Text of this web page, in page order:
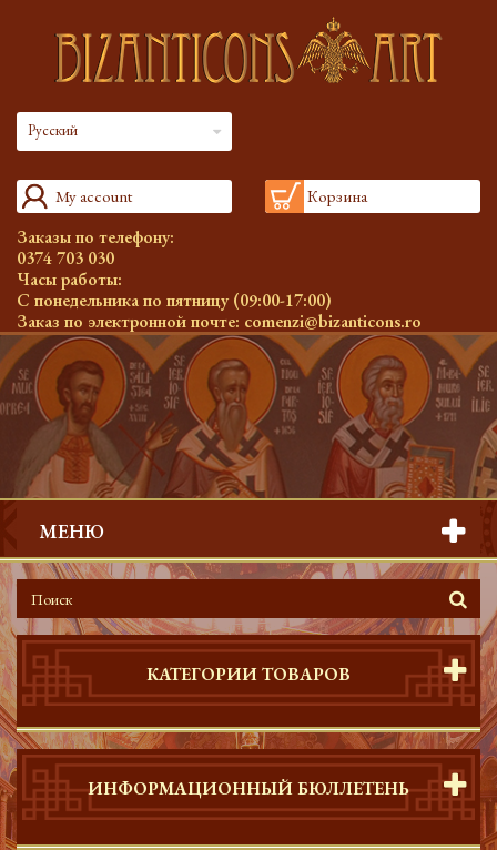
Русский
My account Корзина
Заказы по телефону:
0374 703 030
Часы работы:
С понедельника по пятницу (09:00-17:00)
Заказ по электронной почте: comenzi@bizanticons.ro
МЕНЮ
КАТЕГОРИИ ТОВАРОВ
ИНФОРМАЦИОННЫЙ БЮЛЛЕТЕНЬ